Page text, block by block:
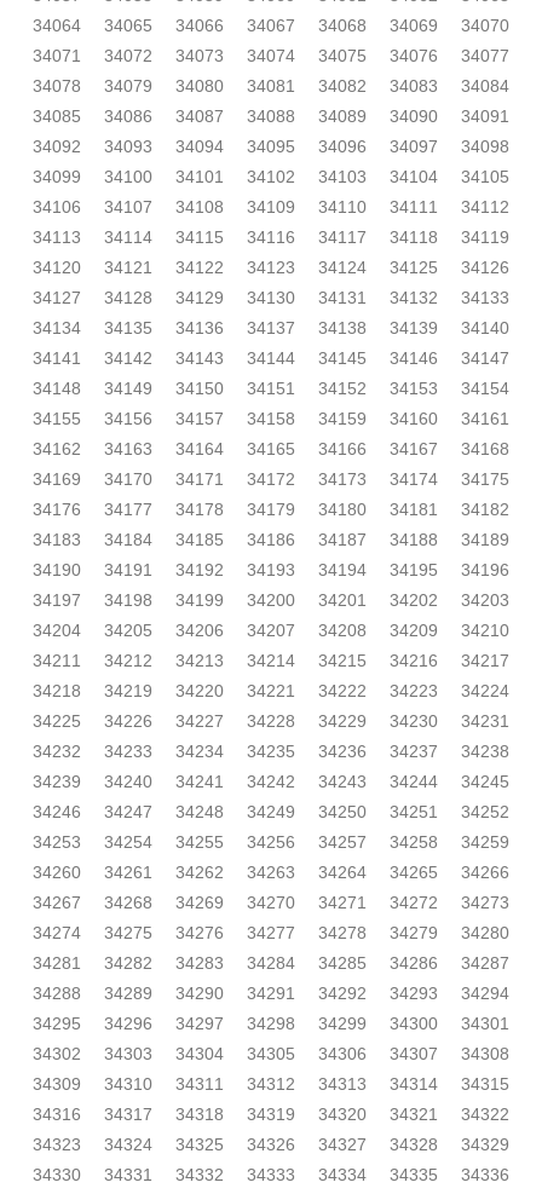
34064
34065 34066 34067 34068 34069
34070
34071
34072 34073 34074 34075 34076
34077
34078
34079 34080 34081 34082 34083
34084
34085
34086 34087 34088 34089 34090
34091
34092
34093 34094 34095 34096 34097
34098
34099
34100 34101 34102 34103 34104
34105
34106
34107 34108 34109 34110 34111
34112
34113
34114 34115 34116 34117 34118
34119
34120
34121 34122 34123 34124 34125
34126
34127
34128 34129 34130 34131 34132
34133
34134
34135 34136 34137 34138 34139
34140
34141
34142 34143 34144 34145 34146
34147
34148
34149 34150 34151 34152 34153
34154
34155
34156 34157 34158 34159 34160
34161
34162
34163 34164 34165 34166 34167
34168
34169
34170 34171 34172 34173 34174
34175
34176
34177 34178 34179 34180 34181
34182
34183
34184 34185 34186 34187 34188
34189
34190
34191 34192 34193 34194 34195
34196
34197
34198 34199 34200 34201 34202
34203
34204
34205 34206 34207 34208 34209
34210
34211
34212 34213 34214 34215 34216
34217
34218
34219 34220 34221 34222 34223
34224
34225
34226 34227 34228 34229 34230
34231
34232
34233 34234 34235 34236 34237
34238
34239
34240 34241 34242 34243 34244
34245
34246
34247 34248 34249 34250 34251
34252
34253
34254 34255 34256 34257 34258
34259
34260
34261 34262 34263 34264 34265
34266
34267
34268 34269 34270 34271 34272
34273
34274
34275 34276 34277 34278 34279
34280
34281
34282 34283 34284 34285 34286
34287
34288
34289 34290 34291 34292 34293
34294
34295
34296 34297 34298 34299 34300
34301
34302
34303 34304 34305 34306 34307
34308
34309
34310 34311 34312 34313 34314
34315
34316
34317 34318 34319 34320 34321
34322
34323
34324 34325 34326 34327 34328
34329
34330
34331 34332 34333 34334 34335
34336